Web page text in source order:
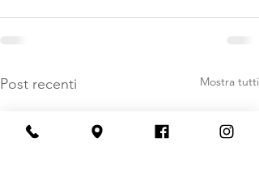
Post recenti Mostra tutti